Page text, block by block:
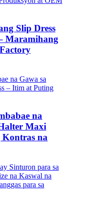
Slip Dress
Maramihang
na
Maxi
Kontras na